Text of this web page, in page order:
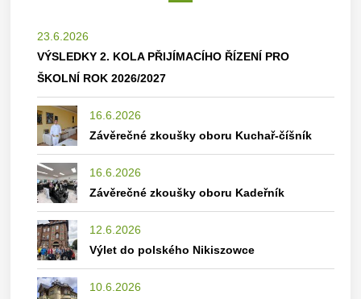
23.6.2026
VÝSLEDKY 2. KOLA PŘIJÍMACÍHO ŘÍZENÍ PRO
ŠKOLNÍ ROK 2026/2027
16.6.2026
Závěrečné zkoušky oboru Kuchař-číšník
16.6.2026
Závěrečné zkoušky oboru Kadeřník
12.6.2026
Výlet do polského Nikiszowce
10.6.2026